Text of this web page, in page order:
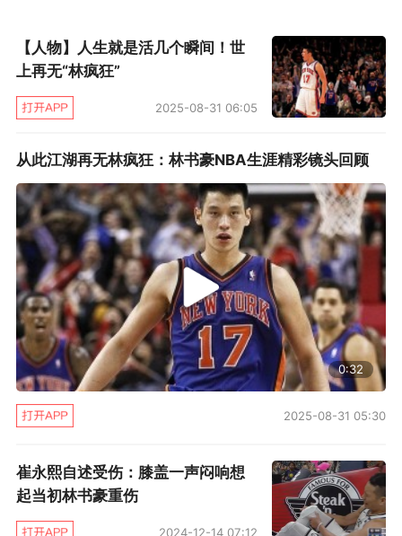
杯之后的处境。早在加盟北京队的新闻发布会
上，书豪就表示球迷用两三场去评价郭艾伦，对
他是不公平的。在两人即将交手之际，场上虽然
是对手，但场下书豪依然愿意去和郭艾伦一起共
渡难关。
“我需要帮助他，我们会共同分担压力，”林书豪
说，“不是说可以完全每个东西都了解到，但我们
就是大概可以了解他的伤害，他的压力。我们两
三年以前就是好朋友，篮球是我们的一个梦想，
我们的爱好，我们会全力去打好。我非常了解他
现在的情绪。”
【人物】人生就是活几个瞬间！世
上再无“林疯狂”
2025-08-31 06:05
从此江湖再无林疯狂：林书豪NBA生涯精彩镜头回顾
0:32
2025-08-31 05:30
崔永熙自述受伤：膝盖一声闷响想
起当初林书豪重伤
2024-12-14 07:12